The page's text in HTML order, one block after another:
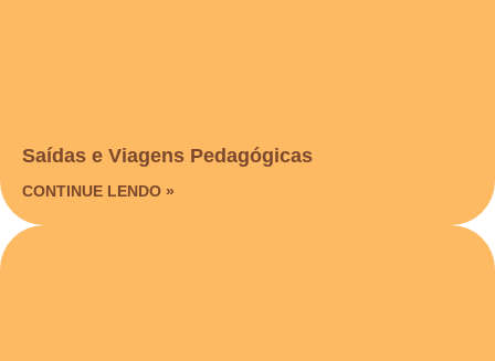
Saídas e Viagens Pedagógicas​
CONTINUE LENDO »